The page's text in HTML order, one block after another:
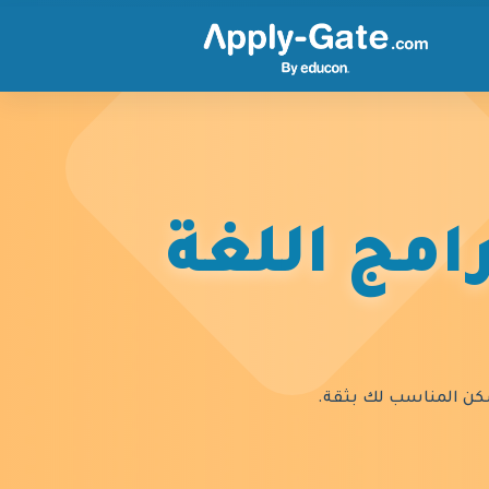
اللغة
المناسب لك بثقة.